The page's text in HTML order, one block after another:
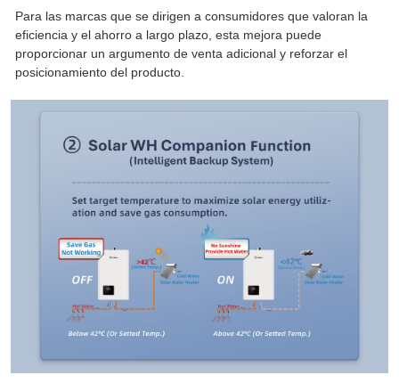
Para las marcas que se dirigen a consumidores que valoran la
eficiencia y el ahorro a largo plazo, esta mejora puede
proporcionar un argumento de venta adicional y reforzar el
posicionamiento del producto.